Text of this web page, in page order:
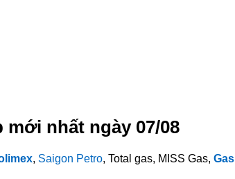
nhất ngày 07/08
, Saigon Petro, Total gas, MISS Gas,Gas